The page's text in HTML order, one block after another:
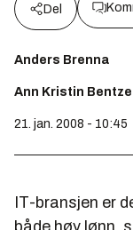
Del
Anders Brenna
Ann Kristin
21. jan. 2008 - 10:45
IT-bransjen er